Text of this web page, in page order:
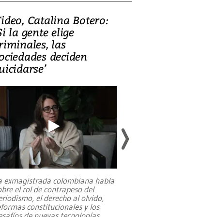
Catalina Botero:
la gente elige
las
deciden
exmagistrada colombiana habla
el rol de contrapeso del
el derecho al olvido,
constitucionales y los